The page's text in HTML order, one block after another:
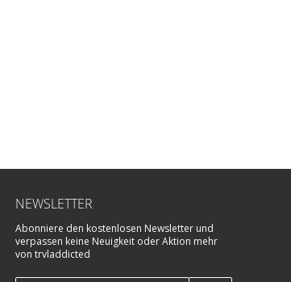
NEWSLETTER
Abonniere den kostenlosen Newsletter und
verpassen keine Neuigkeit oder Aktion mehr
von trvladdicted